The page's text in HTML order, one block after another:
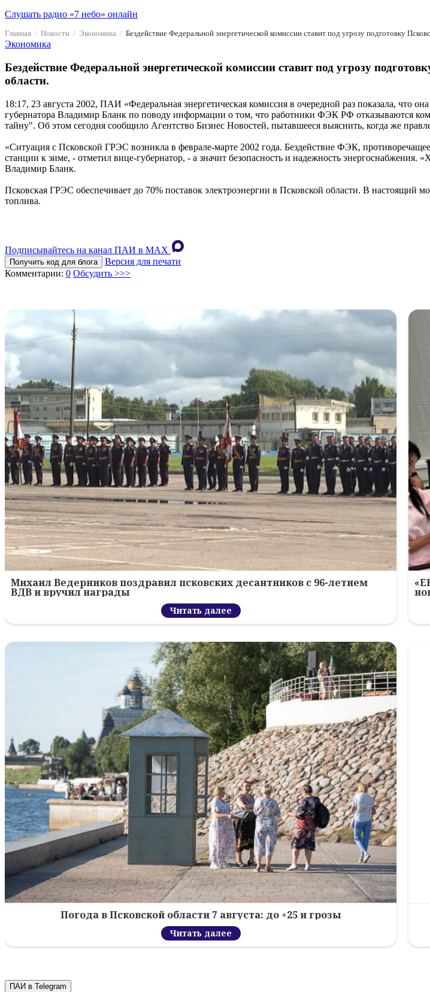
Слушать радио «7 небо» онлайн
Главная Новости Экономика
Экономика
Бездействие Федеральной энергетической комиссии ставит под угрозу
области.
18:17, 23 августа 2002, ПАИ «Федеральная энергетическая комиссия в очередной раз показала, что
губернатора Владимир Бланк по поводу информации о том, что работники ФЭК РФ отказываются
тайну". Об этом сегодня сообщило Агентство Бизнес Новостей, пытавшееся выяснить, когда же
«Ситуация с Псковской ГРЭС возникла в феврале-марте 2002 года. Бездействие ФЭК,
станции к зиме, - отметил вице-губернатор, - а значит безопасность и надежность энергоснабжения.
Владимир Бланк.
Псковская ГРЭС обеспечивает до 70% поставок электроэнергии в Псковской области. В настоящий
топлива.
Подписывайтесь на канал ПАИ в MAХ
Получить код для блога
Версия для печати
Комментарии: 0 Обсудить >>>
Михаил Ведерников поздравил псковских десантников с 96-летием
ВДВ и вручил награды
Читать далее
Погода в Псковской области 7 августа: до +25 и грозы
Читать далее
ПАИ в Telegram